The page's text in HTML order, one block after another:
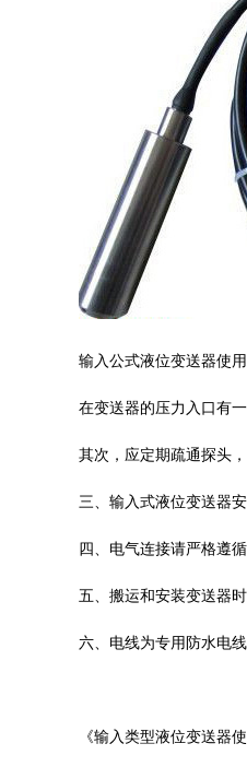
输入公式液位变送器使
在变送器的压力入口有
其次，应定期疏通探头
三、输入式液位变送器
四、电气连接请严格遵
五、搬运和安装变送器
六、电线为专用防水电
《输入类型液位变送器